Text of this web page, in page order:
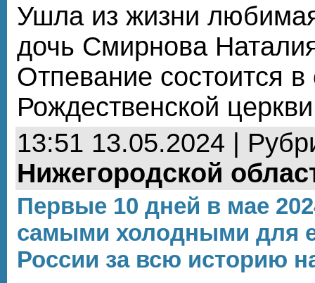
Ушла из жизни
дочь Смирнова
Отпевание состоится
Рождественской
13:51 13.05.2024 |
Нижегородской
Первые 10 дней в мае
самыми холодными для
России за всю историю